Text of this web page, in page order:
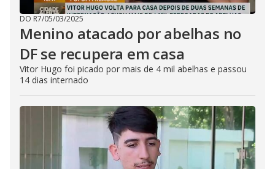
DO R7/05/03/2025
Menino atacado por abelhas no
DF se recupera em casa
Vitor Hugo foi picado por mais de 4 mil abelhas e passou
14 dias internado